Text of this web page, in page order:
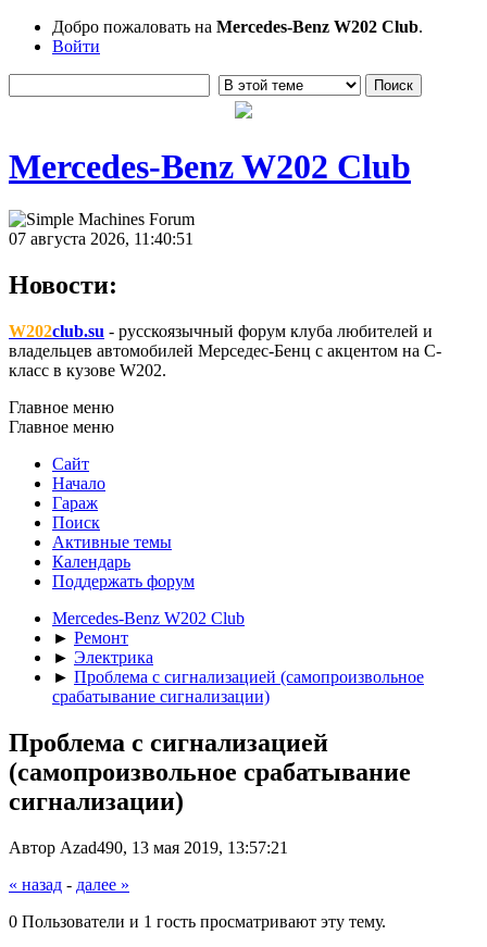
Добро пожаловать на Mercedes-Benz W202 Club.
Войти
Mercedes-Benz W202 Club
07 августа 2026, 11:40:51
Новости:
W202club.su - русскоязычный форум клуба любителей и
владельцев автомобилей Мерседес-Бенц с акцентом на C-
класс в кузове W202.
Главное меню
Главное меню
Сайт
Начало
Гараж
Поиск
Активные темы
Календарь
Поддержать форум
Mercedes-Benz W202 Club
► Ремонт
► Электрика
► Проблема с сигнализацией (самопроизвольное
срабатывание сигнализации)
Проблема с сигнализацией
(самопроизвольное срабатывание
сигнализации)
Автор Azad490, 13 мая 2019, 13:57:21
« назад - далее »
0 Пользователи и 1 гость просматривают эту тему.